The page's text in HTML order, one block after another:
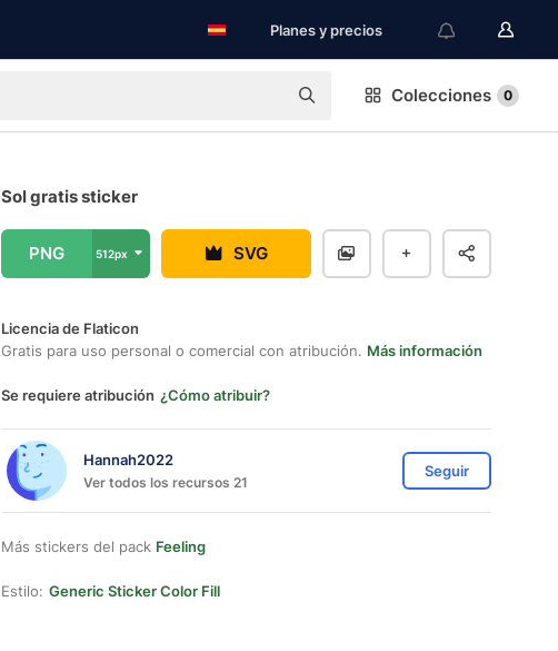
Planes y precios
Colecciones 0
Sol gratis sticker
PNG 512px SVG
Licencia de Flaticon
Gratis para uso personal o comercial con atribución. Más información
Se requiere atribución ¿Cómo atribuir?
Hannah2022
Ver todos los recursos 21
Seguir
Más stickers del pack Feeling
Estilo: Generic Sticker Color Fill